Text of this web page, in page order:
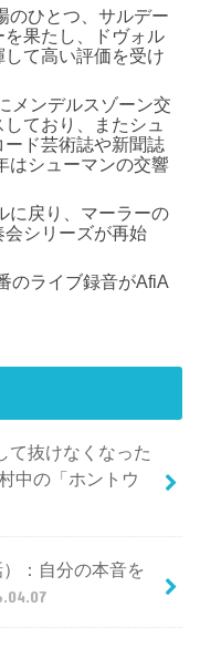
のひとつ、サルデー
果たし、ドヴォル
て高い評価を受け
メンデルスゾーン交
ており、またシュ
ド芸術誌や新聞誌
はシューマンの交響
に戻り、マーラーの
シリーズが再始
のライブ録音がAfiA
て抜けなくなった
中の「ホントウ
：自分の本音を